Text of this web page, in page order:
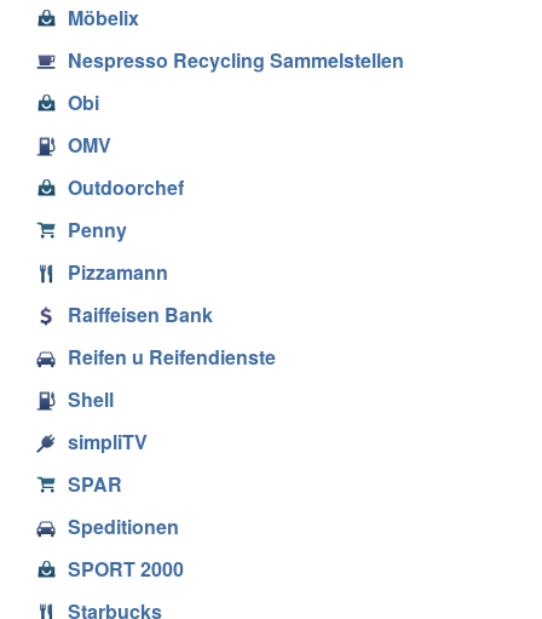
Möbelix
Nespresso Recycling Sammelstellen
Obi
OMV
Outdoorchef
Penny
Pizzamann
Raiffeisen Bank
Reifen u Reifendienste
Shell
simpliTV
SPAR
Speditionen
SPORT 2000
Starbucks